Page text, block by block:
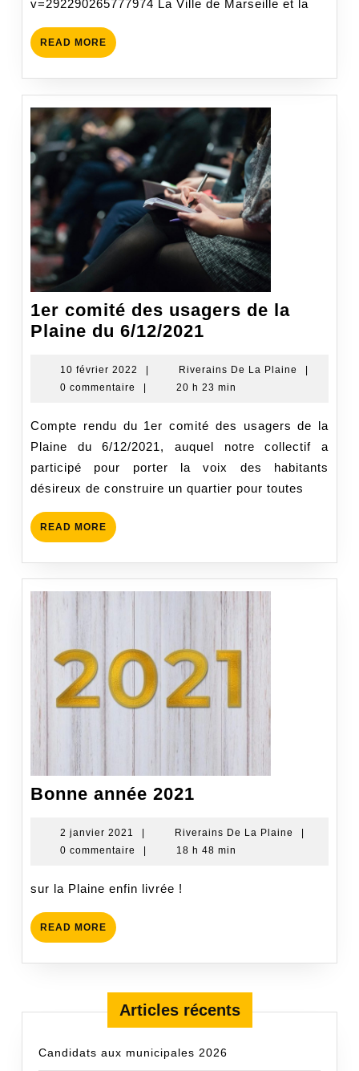
v=292290265777974 La Ville de Marseille et la
READ MORE READ
MORE
1er comité des usagers de la
Plaine du 6/12/2021
des
usagers
la
Plaine
du
6/12/2021
10 février 2022
10
février
| Riverains De La Plaine
Riverains
Plaine
|
0 commentaire
| 20 h 23 min
Compte rendu du 1er comité des usagers de la
Plaine du 6/12/2021, auquel notre collectif a
participé pour porter la voix des habitants
désireux de construire un quartier pour toutes
READ MORE READ
MORE
Bonne année 2021
2021
2 janvier 2021
2
janvier
Riverains De La Plaine
Riverains
0 commentaire
18 h 48 min
sur la Plaine enfin livrée !
READ MORE READ
MORE
Articles récents
Candidats aux municipales 2026